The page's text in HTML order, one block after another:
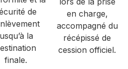
de
la
finale.
en charge,
accompagné du
récépissé de
cession officiel.